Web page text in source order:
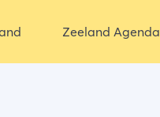
Zeeland Agenda